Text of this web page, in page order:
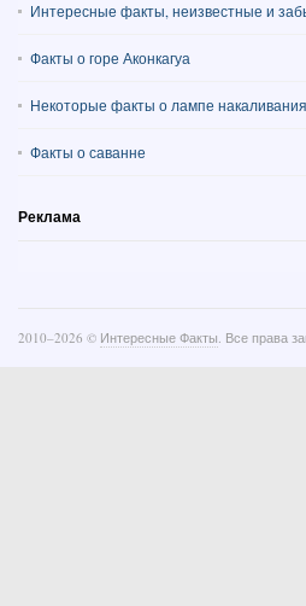
Интересные факты, неизвестные и
Факты о горе Аконкагуа
Некоторые факты о лампе накаливания
Факты о саванне
Реклама
2010–2026 © Интересные Факты. Все права